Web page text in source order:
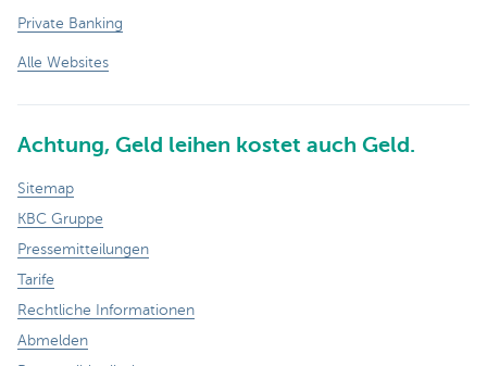
Private Banking
Alle Websites
Achtung, Geld leihen kostet auch Geld.
Sitemap
KBC Gruppe
Pressemitteilungen
Tarife
Rechtliche Informationen
Abmelden